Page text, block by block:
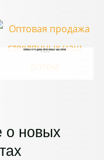
ОПТОВАЯ ПРОДАЖА СТЕКЛЯННЫХ ЧАШ ОПТОМ
о новых